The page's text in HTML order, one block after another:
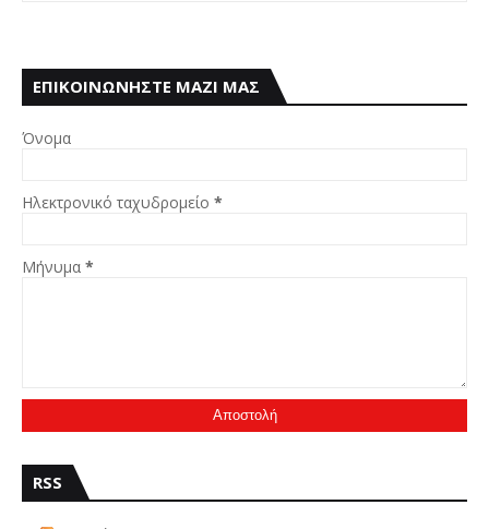
ΕΠΙΚΟΙΝΩΝΗΣΤΕ ΜΑΖΙ ΜΑΣ
Όνομα
Ηλεκτρονικό ταχυδρομείο *
Μήνυμα *
RSS